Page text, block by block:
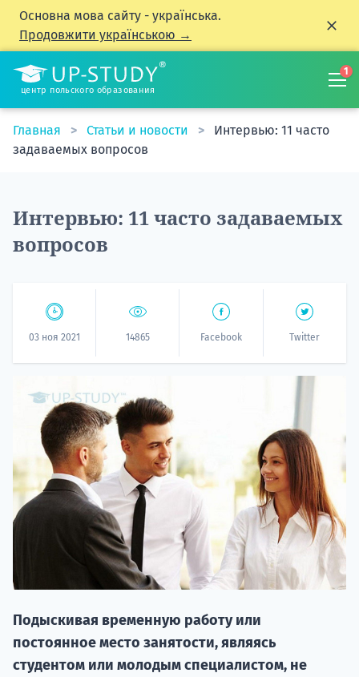
Основна мова сайту - українська.
Продовжити українською →
центр польского образования
1
Главная Статьи и новости
Интервью: 11 часто
задаваемых вопросов
Интервью: 11 часто задаваемых
вопросов
03 ноя 2021 14865 Facebook Twitter
Подыскивая временную работу или
постоянное место занятости, являясь
студентом или молодым специалистом, не
20.09